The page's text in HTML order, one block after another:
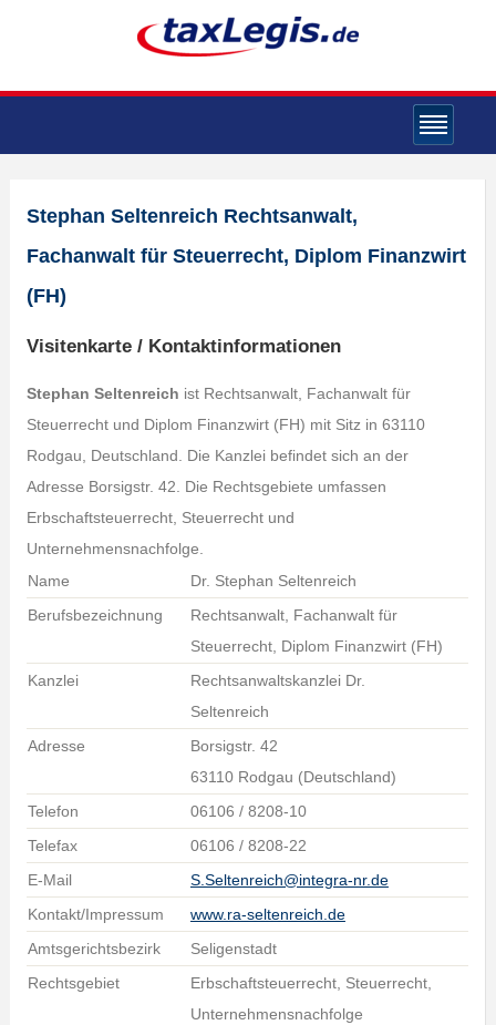
Stephan Seltenreich Rechtsanwalt,
Fachanwalt für Steuerrecht, Diplom Finanzwirt
(FH)
Visitenkarte / Kontaktinformationen
Stephan Seltenreich ist Rechtsanwalt, Fachanwalt für
Steuerrecht und Diplom Finanzwirt (FH) mit Sitz in 63110
Rodgau, Deutschland. Die Kanzlei befindet sich an der
Adresse Borsigstr. 42. Die Rechtsgebiete umfassen
Erbschaftsteuerrecht, Steuerrecht und
Unternehmensnachfolge.
Name
Dr. Stephan Seltenreich
Berufsbezeichnung
Rechtsanwalt, Fachanwalt für
Steuerrecht, Diplom Finanzwirt (FH)
Kanzlei
Rechtsanwaltskanzlei Dr.
Seltenreich
Adresse
Borsigstr. 42
63110 Rodgau (Deutschland)
Telefon
06106 / 8208-10
Telefax
06106 / 8208-22
E-Mail
S.Seltenreich@integra-nr.de
Kontakt/Impressum
www.ra-seltenreich.de
Amtsgerichtsbezirk
Seligenstadt
Rechtsgebiet
Erbschaftsteuerrecht, Steuerrecht,
Unternehmensnachfolge